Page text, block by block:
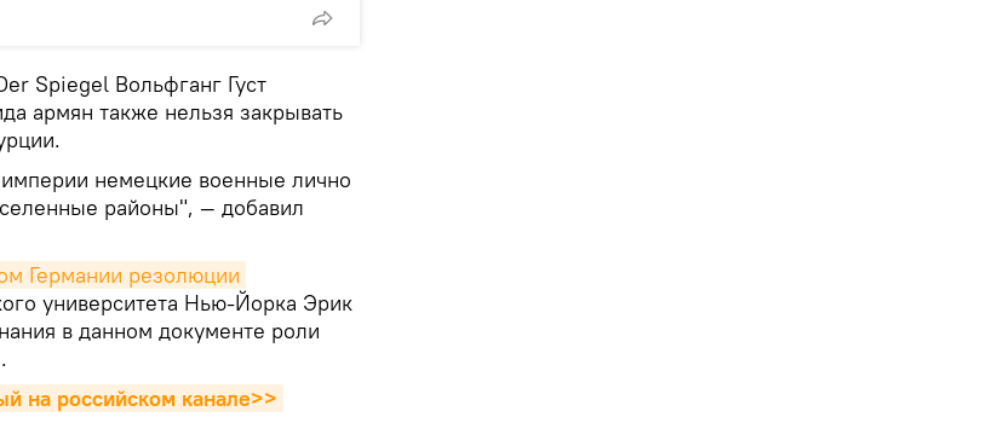
Spiegel Вольфганг Густ
армян также нельзя закрывать
немецкие военные лично
районы", — добавил
Германии резолюции
университета Нью-Йорка Эрик
в данном документе роли
на российcком канале>>